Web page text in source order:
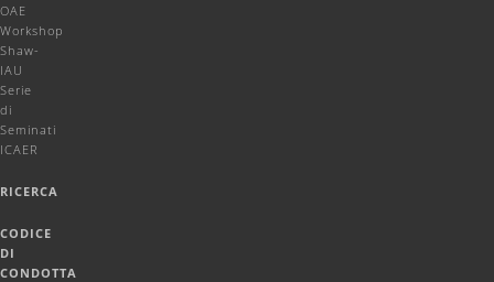
OAE
Workshop
Shaw-
IAU
Serie
di
Seminati
ICAER
RICERCA
CODICE
DI
CONDOTTA